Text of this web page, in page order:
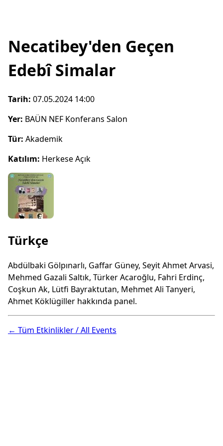
Necatibey'den Geçen
Edebî Simalar
Tarih: 07.05.2024 14:00
Yer: BAÜN NEF Konferans Salon
Tür: Akademik
Katılım: Herkese Açık
Türkçe
Abdülbaki Gölpınarlı, Gaffar Güney, Seyit Ahmet Arvasi,
Mehmed Gazali Saltık, Türker Acaroğlu, Fahri Erdinç,
Coşkun Ak, Lütfi Bayraktutan, Mehmet Ali Tanyeri,
Ahmet Köklügiller hakkında panel.
← Tüm Etkinlikler / All Events